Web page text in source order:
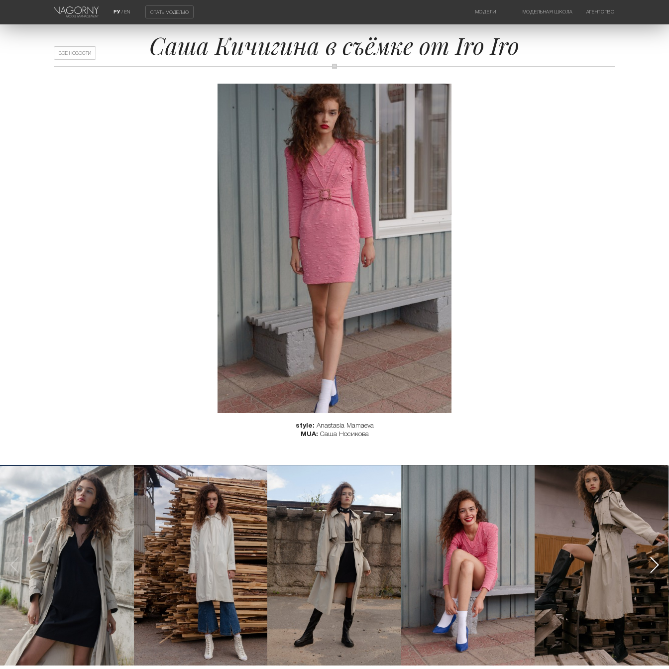
РУ / EN СТАТЬ МОДЕЛЬЮ
МОДЕЛИ
МОДЕЛЬНАЯ ШКОЛА
АГЕНТСТВО
Саша Кичигина в съёмке от Iro Iro
ВСЕ НОВОСТИ
style: Anastasia Mamaeva
MUA: Саша Носикова